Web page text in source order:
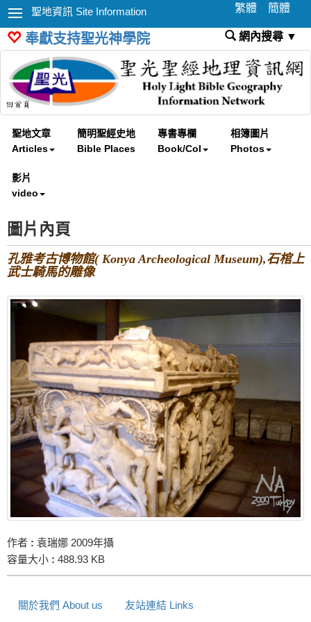
聖地資訊 Site Information 繁體 簡體
奉獻支持聖光神學院 網內搜尋 ▼
聖地文章
Articles
簡明聖經史地
Bible Places
專書專欄
Book/Col
相簿圖片
Photos
影片
video
圖片內頁
孔雅考古博物館( Konya Archeological Museum),石棺上
武士騎馬的雕像
作者 : 袁瑞娜 2009年攝
容量大小 : 488.93 KB
關於我們 About us 友站連結 Links